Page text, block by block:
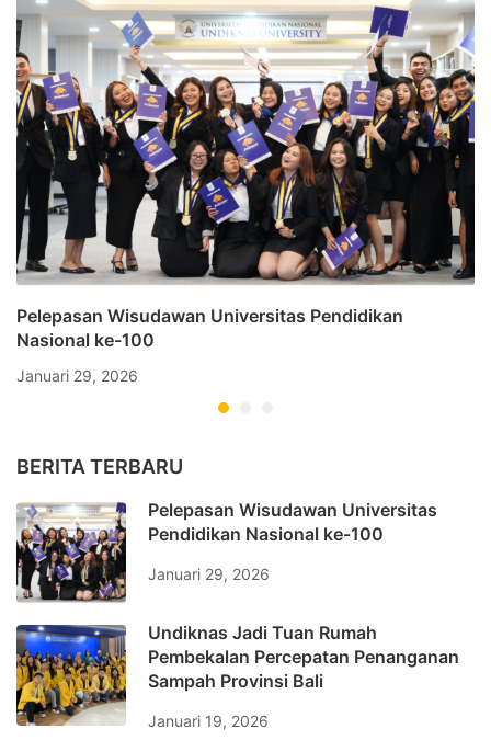
Pelepasan Wisudawan Universitas Pendidikan
Nasional ke-100
Januari 29, 2026
BERITA TERBARU
Pelepasan Wisudawan Universitas
Pendidikan Nasional ke-100
Januari 29, 2026
Undiknas Jadi Tuan Rumah
Pembekalan Percepatan Penanganan
Sampah Provinsi Bali
Januari 19, 2026